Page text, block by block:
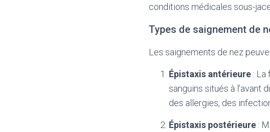
conditions médicales sous-
Types de saignement de
Les saignements de nez
Épistaxis antérieure : La
sanguins situés à l’avant
des allergies, des
Épistaxis postérieure :